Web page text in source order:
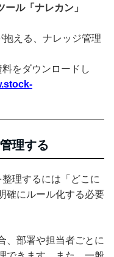
ール「ナレカン」
抱える、ナレッジ管理
をダウンロードし
理する
理するには「どこに
確にルール化する必要
、部署や担当者ごとに